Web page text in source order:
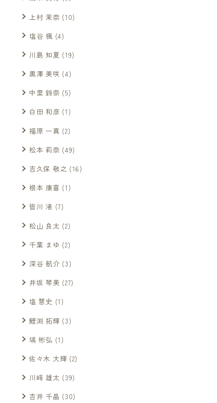
上村 茉奈 (10)
塩谷 楓 (4)
川島 知夏 (19)
黒澤 美咲 (4)
中里 鈴奈 (5)
白田 和彦 (1)
福原 一真 (2)
松本 莉奈 (49)
吉久保 敬之 (16)
根本 康喜 (1)
皆川 渚 (7)
松山 良太 (2)
千葉 まゆ (2)
深谷 航介 (3)
井坂 琴美 (27)
塩 慧史 (1)
鯉渕 拓輝 (3)
塙 彬弘 (1)
佐々木 大輝 (2)
川﨑 雄太 (39)
吉井 千晶 (30)